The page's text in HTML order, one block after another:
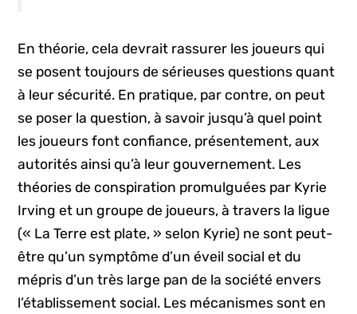
En théorie, cela devrait rassurer les joueurs qui
se posent toujours de sérieuses questions quant
à leur sécurité. En pratique, par contre, on peut
se poser la question, à savoir jusqu’à quel point
les joueurs font confiance, présentement, aux
autorités ainsi qu’à leur gouvernement. Les
théories de conspiration promulguées par Kyrie
Irving et un groupe de joueurs, à travers la ligue
(« La Terre est plate, » selon Kyrie) ne sont peut-
être qu’un symptôme d’un éveil social et du
mépris d’un très large pan de la société envers
l’établissement social. Les mécanismes sont en